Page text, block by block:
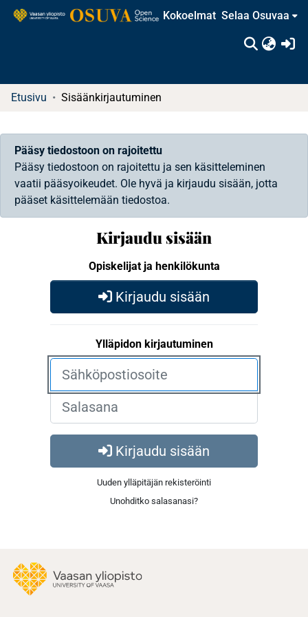
Kokoelmat Selaa Osuvaa
Etusivu Sisäänkirjautuminen
Pääsy tiedostoon on rajoitettu
Pääsy tiedostoon on rajoitettu ja sen käsitteleminen
vaatii pääsyoikeudet. Ole hyvä ja kirjaudu sisään, jotta
pääset käsittelemään tiedostoa.
Kirjaudu sisään
Opiskelijat ja henkilökunta
Kirjaudu sisään
Ylläpidon kirjautuminen
Kirjaudu sisään
Uuden ylläpitäjän rekisteröinti
Unohditko salasanasi?